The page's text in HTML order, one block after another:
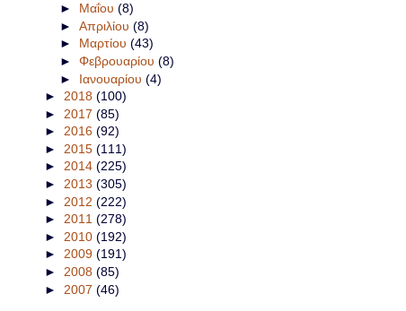
► Μαΐου (8)
► Απριλίου (8)
► Μαρτίου (43)
► Φεβρουαρίου (8)
► Ιανουαρίου (4)
► 2018 (100)
► 2017 (85)
► 2016 (92)
► 2015 (111)
► 2014 (225)
► 2013 (305)
► 2012 (222)
► 2011 (278)
► 2010 (192)
► 2009 (191)
► 2008 (85)
► 2007 (46)